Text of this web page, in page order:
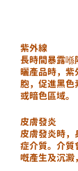
紫外線
長時間暴露喺
曬產品時，紫
胞，促進黑色
或暗色區域。
皮膚發炎
皮膚發炎時，
症介質。介質
嘅產生及沉澱